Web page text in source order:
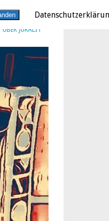
ÜBER JURALIT